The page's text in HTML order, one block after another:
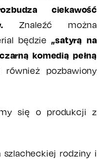
ciekawość
Znaleźć można
będzie„satyrą na
komedią pełną
pozbawiony
się o produkcji z
szlacheckiej rodziny i